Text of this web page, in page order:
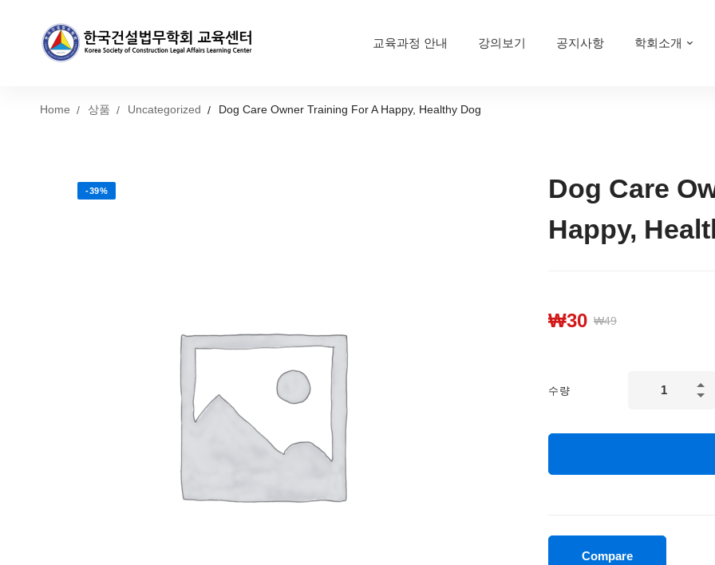
교육과정 안내 강의보기 공지사항 학회소개
Home 상품 Uncategorized Dog Care Owner Training For A Happy, Healthy Dog
-39%
Dog Care
Happy,
₩30 ₩49
수량
Compare